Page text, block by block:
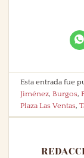
Esta entrada fue
Jiménez,Burgos,
Plaza Las Ventas,